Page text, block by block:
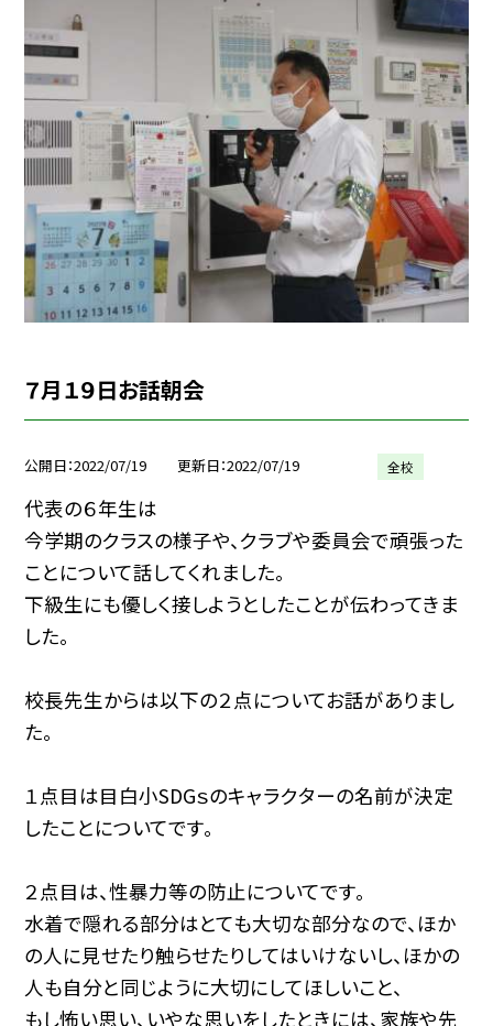
７月１９日お話朝会
公開日 2022/07/19 更新日 2022/07/19 全校
代表の６年生は
今学期のクラスの様子や、クラブや委員会で頑張った
ことについて話してくれました。
下級生にも優しく接しようとしたことが伝わってきま
した。
校長先生からは以下の２点についてお話がありまし
た。
１点目は目白小SDGｓのキャラクターの名前が決定
したことについてです。
２点目は、性暴力等の防止についてです。
水着で隠れる部分はとても大切な部分なので、ほか
の人に見せたり触らせたりしてはいけないし、ほかの
人も自分と同じように大切にしてほしいこと、
もし怖い思い、いやな思いをしたときには、家族や先